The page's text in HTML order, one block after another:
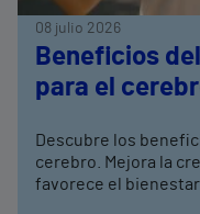
08 julio 2026
Beneficios
para el
Descubre los
cerebro. Mejora la
favorece el bienestar